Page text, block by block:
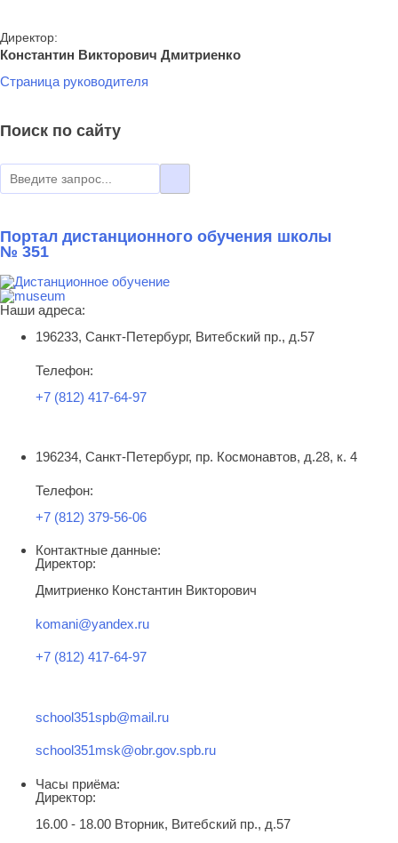
Директор:
Константин Викторович Дмитриенко
Страница руководителя
Поиск по сайту
Портал дистанционного обучения школы
№ 351
Наши адреса:
196233, Санкт-Петербург, Витебский пр., д.57
Телефон:
+7 (812) 417-64-97
196234, Санкт-Петербург, пр. Космонавтов, д.28, к. 4
Телефон:
+7 (812) 379-56-06
Контактные данные:
Директор:
Дмитриенко Константин Викторович
komani@yandex.ru
+7 (812) 417-64-97
school351spb@mail.ru
school351msk@obr.gov.spb.ru
Часы приёма:
Директор:
16.00 - 18.00 Вторник, Витебский пр., д.57